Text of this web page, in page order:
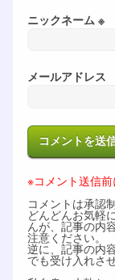
ニックネーム ※
メールアドレス
※コメント送信前
コメントは承認
どんどんお気軽
んが、記事の内
注意ください。
逆に、記事の内
でも受け入れさ